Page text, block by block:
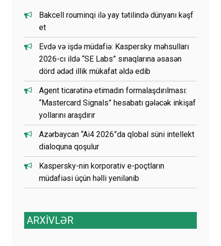
Bakcell rouminqi ilə yay tətilində dünyanı kəşf
et
Evdə və işdə müdafiə: Kaspersky məhsulları
2026-cı ildə “SE Labs” sınaqlarına əsasən
dörd ədəd illik mükafat əldə edib
Agent ticarətinə etimadın formalaşdırılması:
“Mastercard Signals” hesabatı gələcək inkişaf
yollarını araşdırır
Azərbaycan “Ai4 2026”da qlobal süni intellekt
dialoquna qoşulur
Kaspersky-nin korporativ e-poçtların
müdafiəsi üçün həlli yenilənib
ARXİVLƏR